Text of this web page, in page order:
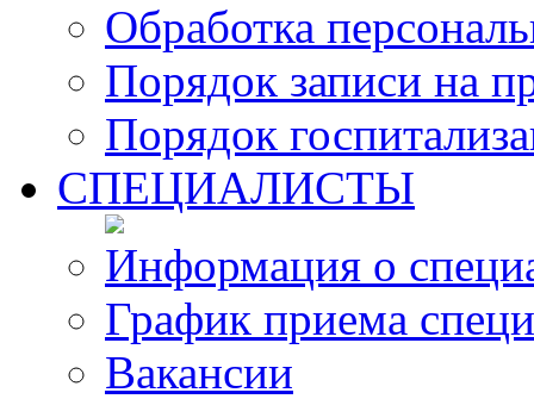
Обработка
Порядок записи на
Порядок
СПЕЦИАЛИСТЫ
Информация о
График приема
Вакансии